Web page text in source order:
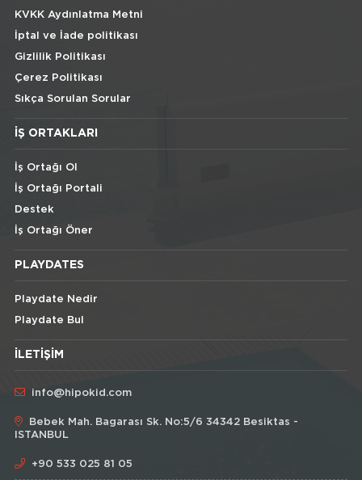
KVKK Aydınlatma Metni
İptal ve İade politikası
Gizlilik Politikası
Çerez Politikası
Sıkça Sorulan Sorular
İŞ ORTAKLARI
İş Ortağı Ol
İş Ortağı Portali
Destek
İş Ortağı Öner
PLAYDATES
Playdate Nedir
Playdate Bul
İLETIŞIM
info@hipokid.com
Bebek Mah. Bagarası Sk. No:5/6 34342 Besiktas -
ISTANBUL
+90 533 025 81 05